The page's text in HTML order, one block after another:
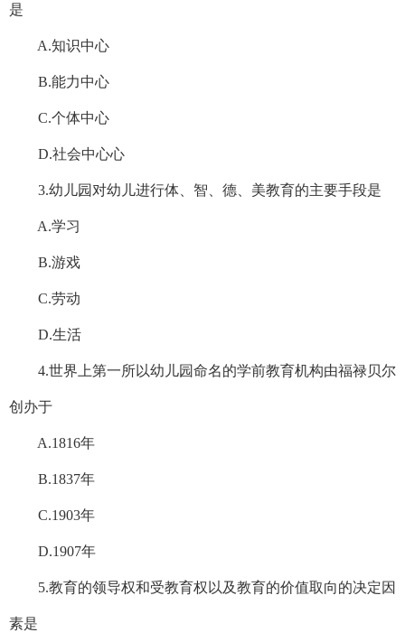
是
A.知识中心
B.能力中心
C.个体中心
D.社会中心心
3.幼儿园对幼儿进行体、智、德、美教育的主要手段是
A.学习
B.游戏
C.劳动
D.生活
4.世界上第一所以幼儿园命名的学前教育机构由福禄贝尔
创办于
A.1816年
B.1837年
C.1903年
D.1907年
5.教育的领导权和受教育权以及教育的价值取向的决定因
素是